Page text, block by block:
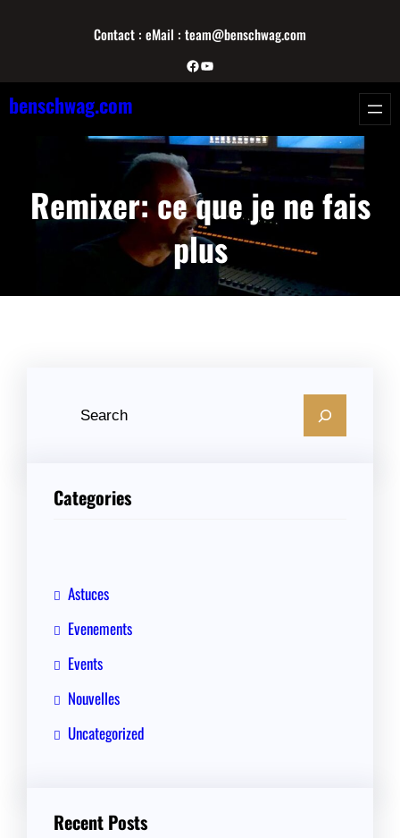
Contact : eMail : team@benschwag.com
Facebook
YouTube
benschwag.com
Remixer: ce que je ne fais
plus
h
e
h
r
Categories
Astuces
Evenements
Events
Nouvelles
Uncategorized
Recent Posts